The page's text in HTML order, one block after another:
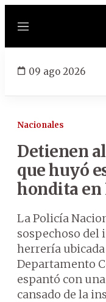
Menú
09 ago 2026
Nacionales
Detienen
que huyó
hondita
La Policía
sospechoso del
herrería
Departamento
espantó con
cansado de la